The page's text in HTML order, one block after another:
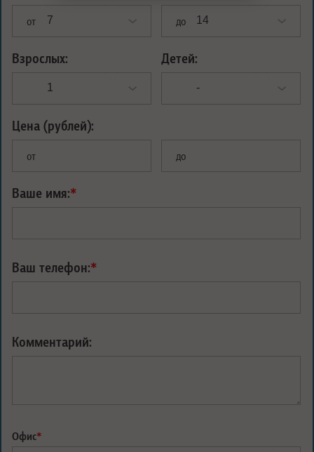
от до
Взрослых: Детей:
Цена (рублей):
от до
Ваше имя:*
Ваш телефон:*
Комментарий:
Офис*